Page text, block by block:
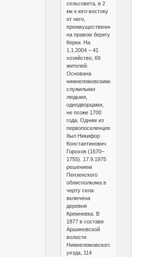
сельсовета, в 2
км к юго-востоку
от него,
преимущественно
на правом берегу
Керки. На
1.1.2004 – 41
хозяйство, 69
жителей.
Основана
нижнеломовскими
служилыми
людьми,
однодворцами,
не позже 1700
года. Одним из
первопоселенцев
был Никифор
Константинович
Горохов (1670–
1755). 17.9.1975
решением
Пензенского
облисполкома в
черту села
включена
деревня
Кремневка. В
1877 в составе
Аршиновской
волости
Нижнеломовского
уезда, 114